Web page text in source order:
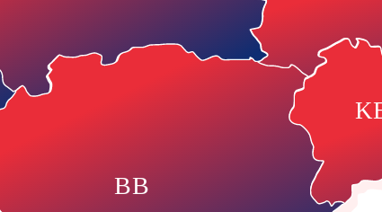
BB